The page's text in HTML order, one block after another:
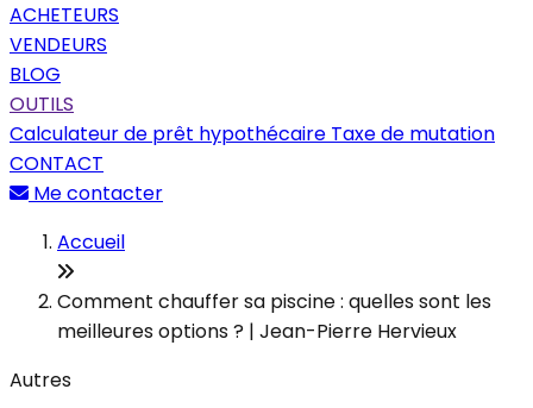
ACHETEURS
VENDEURS
BLOG
OUTILS
Calculateur de prêt hypothécaire Taxe de mutation
CONTACT
Me contacter
Accueil
Comment chauffer sa piscine : quelles sont les
meilleures options ? | Jean-Pierre Hervieux
Autres